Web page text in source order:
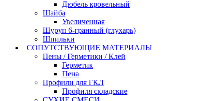
Дюбель кровельный
Шайба
Увеличенная
Шуруп 6-гранный (глухарь)
Шпильки
СОПУТСТВУЮЩИЕ МАТЕРИАЛЫ
Пены / Герметики / Клей
Герметик
Пена
Профили для ГКЛ
Профиля складские